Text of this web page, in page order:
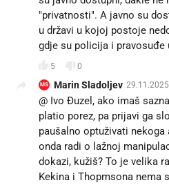
"privatnosti". A javno su
u državi u kojoj postoje
gdje su policija i pravosuđe
5 0
MS Marin Sladoljev
@ Ivo Đuzel, ako imaš
platio porez, pa prijavi ga
paušalno optuživati
onda radi o lažnoj
dokazi, kužiš? To je velika
Kekina i Thopmsona nema